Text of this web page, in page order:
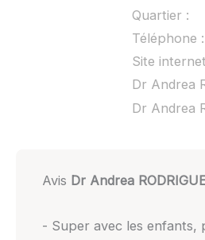
Quartier :
Téléphone :
Site
Avis Dr Andrea
- Super avec les enfants,